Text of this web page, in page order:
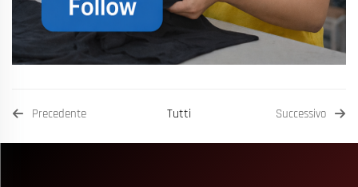
Precedente Tutti Successivo